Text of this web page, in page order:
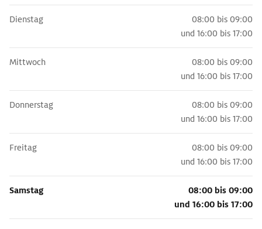
Dienstag
08:00 bis 09:00
und 16:00 bis 17:00
Mittwoch
08:00 bis 09:00
und 16:00 bis 17:00
Donnerstag
08:00 bis 09:00
und 16:00 bis 17:00
Freitag
08:00 bis 09:00
und 16:00 bis 17:00
Samstag
08:00 bis 09:00
und 16:00 bis 17:00